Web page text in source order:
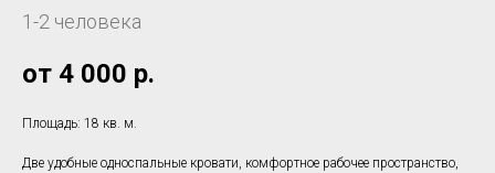
1-2 человека
от 4 000 р.
Площадь: 18 кв. м.
Две удобные односпальные кровати, комфортное рабочее пространство,